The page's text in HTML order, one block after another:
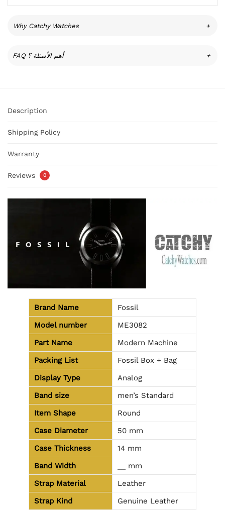
Why Catchy Watches +
FAQ أهم الأسئلة ؟ +
Description
Shipping Policy
Warranty
Reviews 0
Brand Name
Fossil
Model number
ME3082
Part Name
Modern Machine
Packing List
Fossil Box + Bag
Display Type
Analog
Band size
men’s Standard
Item Shape
Round
Case Diameter
50 mm
Case Thickness
14 mm
Band Width
__ mm
Strap Material
Leather
Strap Kind
Genuine Leather